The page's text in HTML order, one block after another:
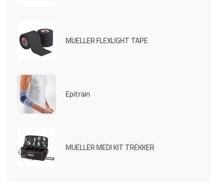
MUELLER FLEXLIGHT TAPE
Epitrain
MUELLER MEDI KIT TREKKER